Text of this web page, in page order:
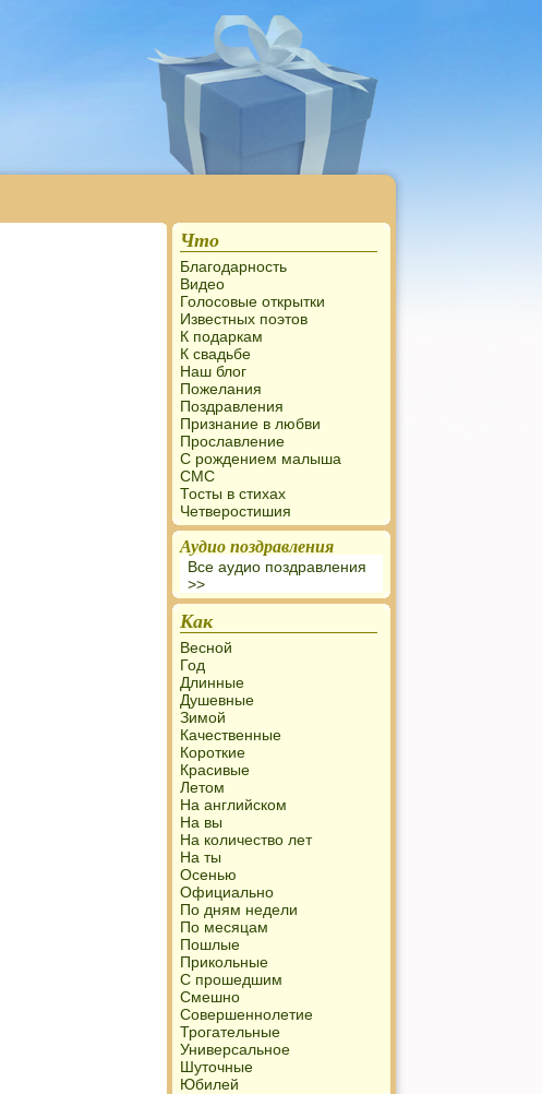
Что
Благодарность
Видео
Голосовые открытки
Известных поэтов
К подаркам
К свадьбе
Наш блог
Пожелания
Поздравления
Признание в любви
Прославление
С рождением малыша
СМС
Тосты в стихах
Четверостишия
Аудио поздравления
Все аудио поздравления
>>
Как
Весной
Год
Длинные
Душевные
Зимой
Качественные
Короткие
Красивые
Летом
На английском
На вы
На количество лет
На ты
Осенью
Официально
По дням недели
По месяцам
Пошлые
Прикольные
С прошедшим
Смешно
Совершеннолетие
Трогательные
Универсальное
Шуточные
Юбилей